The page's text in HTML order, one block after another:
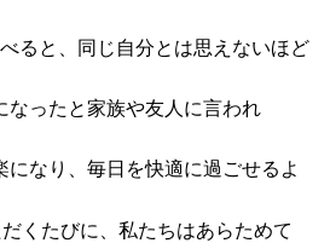
べると、同じ自分とは思えないほど
なったと家族や友人に言われ
になり、毎日を快適に過ごせるよ
くたびに、私たちはあらためて